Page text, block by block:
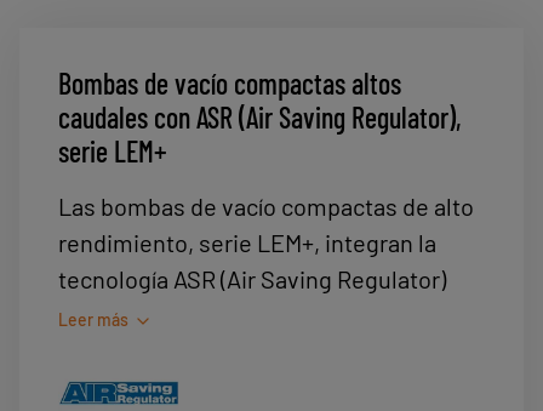
Bombas de vacío compactas altos
caudales con ASR (Air Saving Regulator),
serie LEM+
Las bombas de vacío compactas de alto
rendimiento, serie LEM+, integran la
tecnología ASR (Air Saving Regulator)
que permite hasta un 40 % de ahorro de
de agarre de piezas porosas o de
Leer más